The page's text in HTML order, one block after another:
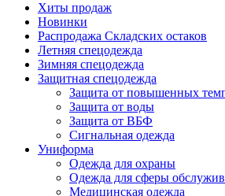
Хиты продаж
Новинки
Распродажа Складских остаков
Летняя спецодежда
Зимняя спецодежда
Защитная спецодежда
Защита от повышенных
Защита от воды
Защита от ВБФ
Сигнальная одежда
Униформа
Одежда для охраны
Одежда для сферы
Медицинская одежда